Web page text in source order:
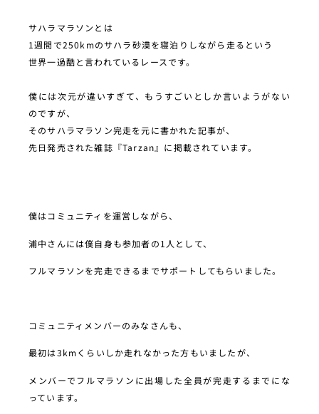
サハラマラソンとは
1週間で250kmのサハラ砂漠を寝泊りしながら走るという
世界一過酷と言われているレースです。
僕には次元が違いすぎて、もうすごいとしか言いようがない
のですが、
そのサハラマラソン完走を元に書かれた記事が、
先日発売された雑誌『Tarzan』に掲載されています。
僕はコミュニティを運営しながら、
浦中さんには僕自身も参加者の1人として、
フルマラソンを完走できるまでサポートしてもらいました。
コミュニティメンバーのみなさんも、
最初は3kmくらいしか走れなかった方もいましたが、
メンバーでフルマラソンに出場した全員が完走するまでにな
っています。